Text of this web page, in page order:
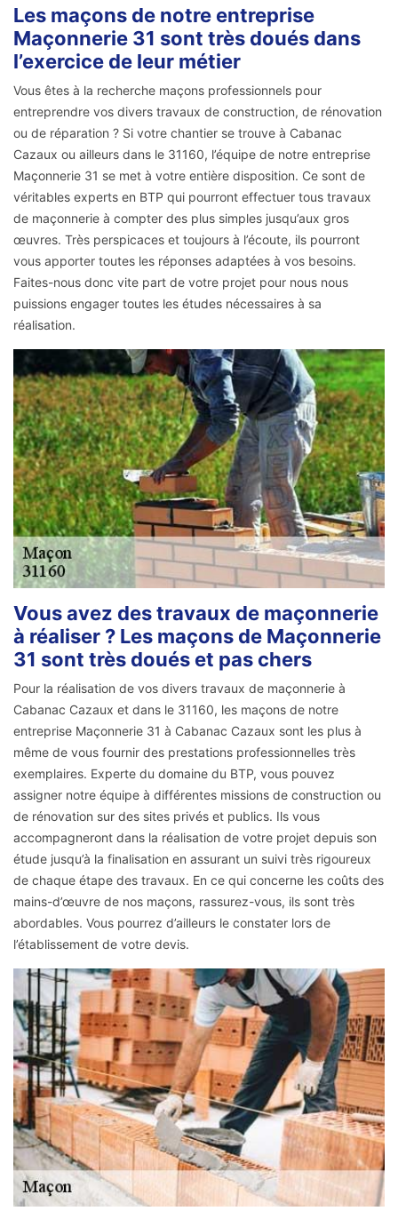
Les maçons de notre entreprise
Maçonnerie 31 sont très doués dans
l’exercice de leur métier
Vous êtes à la recherche maçons professionnels pour
entreprendre vos divers travaux de construction, de rénovation
ou de réparation ? Si votre chantier se trouve à Cabanac
Cazaux ou ailleurs dans le 31160, l’équipe de notre entreprise
Maçonnerie 31 se met à votre entière disposition. Ce sont de
véritables experts en BTP qui pourront effectuer tous travaux
de maçonnerie à compter des plus simples jusqu’aux gros
œuvres. Très perspicaces et toujours à l’écoute, ils pourront
vous apporter toutes les réponses adaptées à vos besoins.
Faites-nous donc vite part de votre projet pour nous nous
puissions engager toutes les études nécessaires à sa
réalisation.
Vous avez des travaux de maçonnerie
à réaliser ? Les maçons de Maçonnerie
31 sont très doués et pas chers
Pour la réalisation de vos divers travaux de maçonnerie à
Cabanac Cazaux et dans le 31160, les maçons de notre
entreprise Maçonnerie 31 à Cabanac Cazaux sont les plus à
même de vous fournir des prestations professionnelles très
exemplaires. Experte du domaine du BTP, vous pouvez
assigner notre équipe à différentes missions de construction ou
de rénovation sur des sites privés et publics. Ils vous
accompagneront dans la réalisation de votre projet depuis son
étude jusqu’à la finalisation en assurant un suivi très rigoureux
de chaque étape des travaux. En ce qui concerne les coûts des
mains-d’œuvre de nos maçons, rassurez-vous, ils sont très
abordables. Vous pourrez d’ailleurs le constater lors de
l’établissement de votre devis.